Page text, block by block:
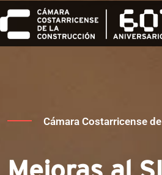
Cámara Costarricense